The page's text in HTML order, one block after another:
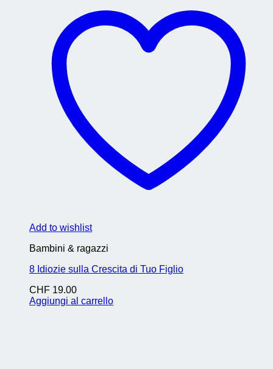
Add to wishlist
Bambini & ragazzi
8 Idiozie sulla Crescita di Tuo Figlio
CHF 19.00
Aggiungi al carrello